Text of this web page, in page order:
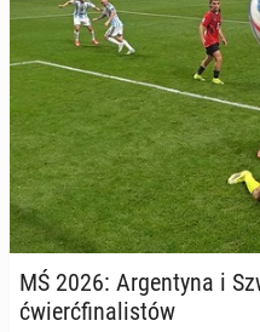
MŚ 2026: Ar­gen­ty­na i
ćwierć­fi­na­li­stów